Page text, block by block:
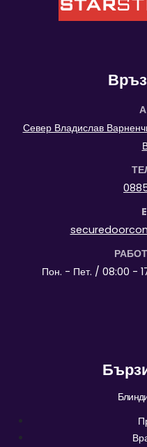
Север Владислав
Пон. - Пет. / 08:00 -